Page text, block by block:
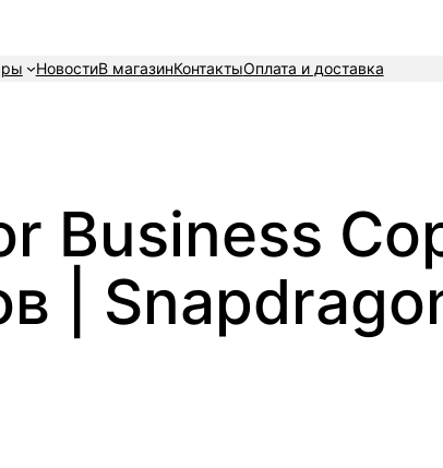
НовостиВ магазинКонтактыОплата и доставка
Business
|